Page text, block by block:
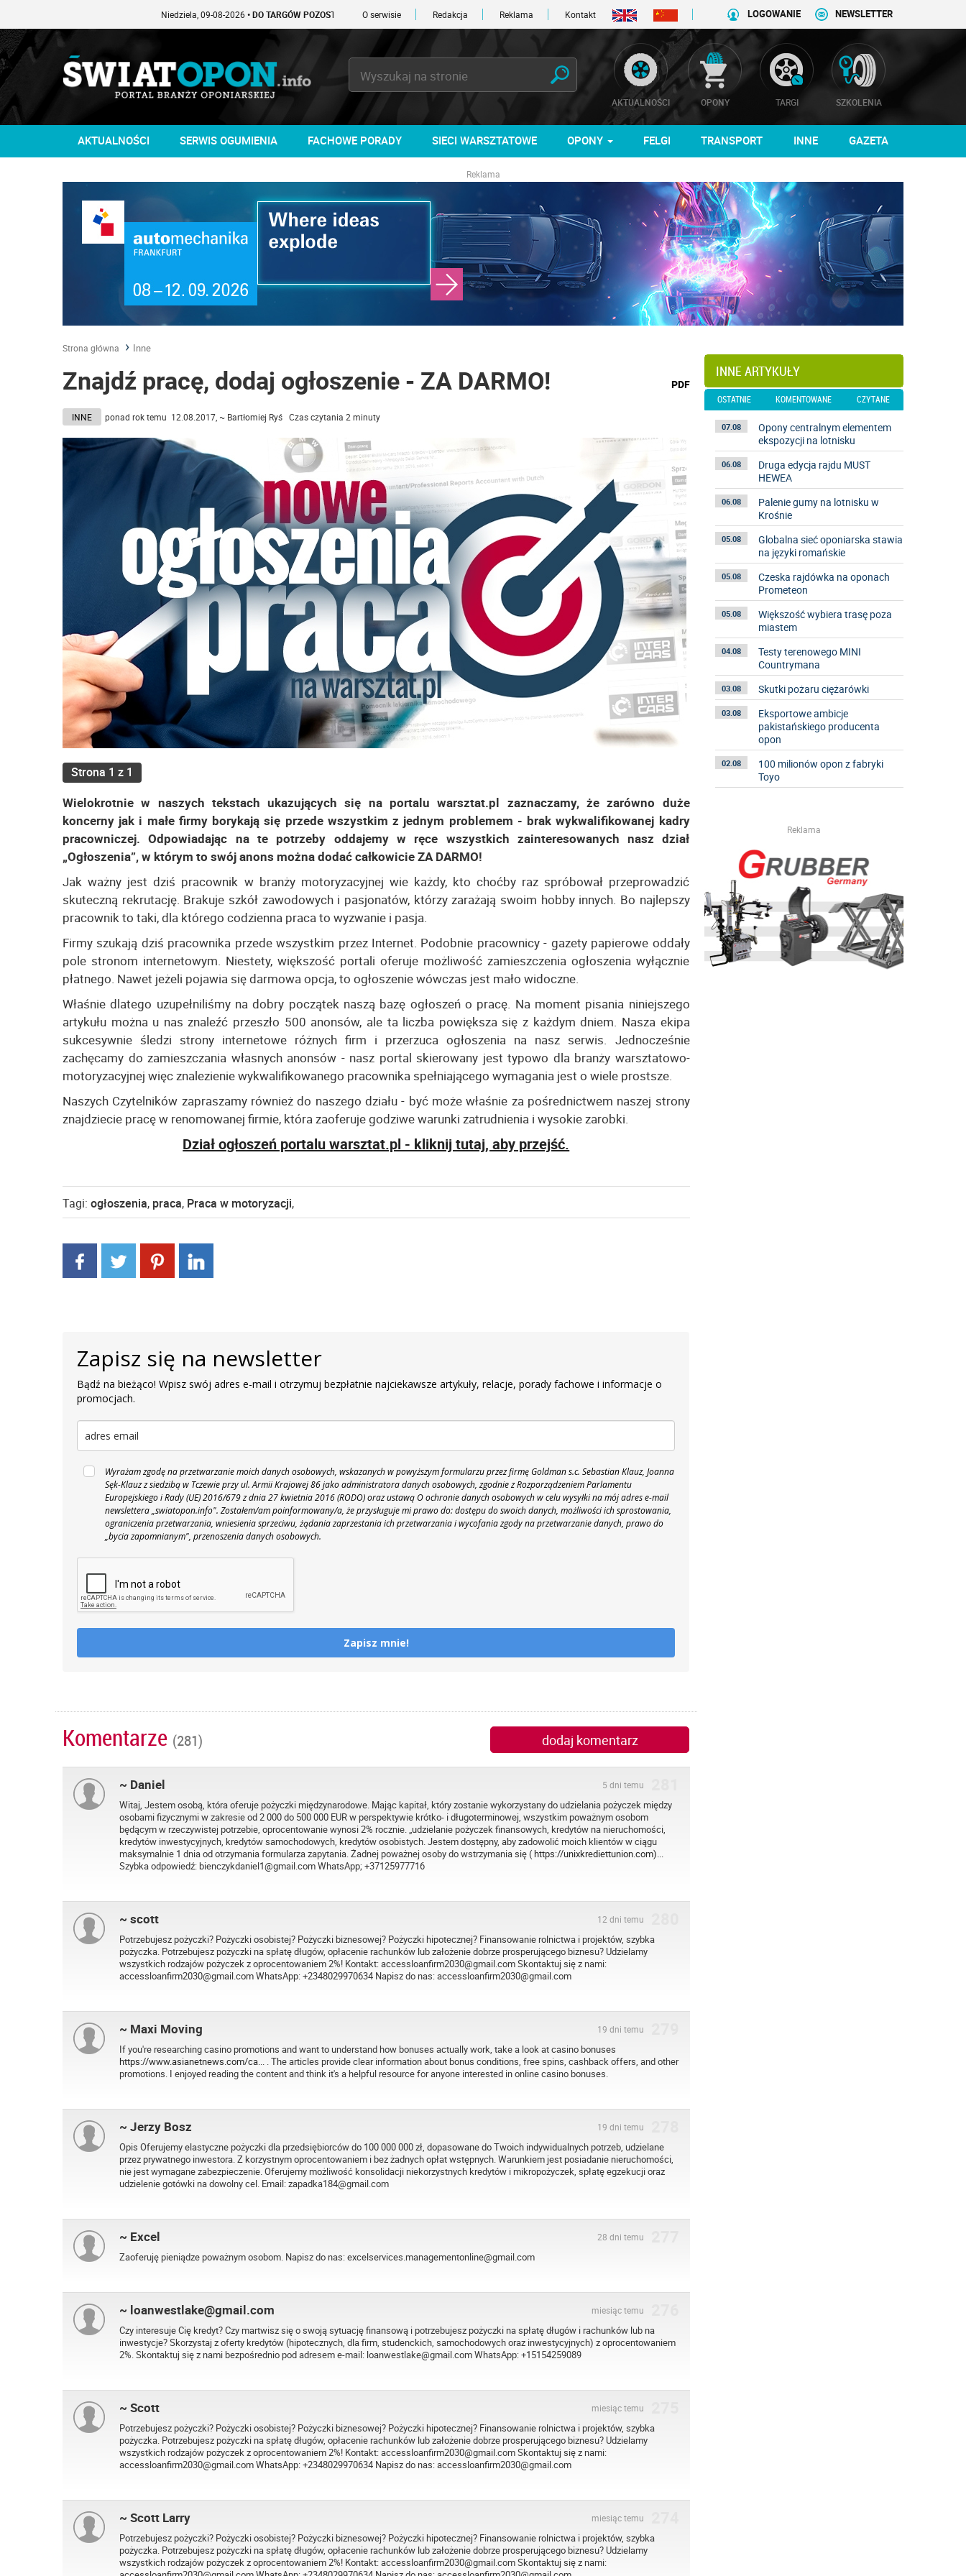
Niedziela, 09-08-2026• DO TARGÓW POZOSTAŁO -1 DNI O serwisie Redakcja Reklama Kontakt NEWSLETTER
LOGOWANIE
AKTUALNOŚCI OPONY TARGI SZKOLENIA
AKTUALNOŚCI SERWIS OGUMIENIA FACHOWE PORADY SIECI WARSZTATOWE OPONY FELGI TRANSPORT INNE GAZETA
Reklama
Strona główna Inne
Znajdź pracę, dodaj ogłoszenie - ZA DARMO!
wydrukuj
podstronę
PDF
INNE ponad rok temu 12.08.2017, ~ Bartłomiej Ryś Czas czytania 2 minuty
Strona 1 z 1
Wielokrotnie w naszych tekstach ukazujących się na portalu warsztat.pl zaznaczamy, że zarówno duże
koncerny jak i małe firmy borykają się przede wszystkim z jednym problemem - brak wykwalifikowanej kadry
pracowniczej. Odpowiadając na te potrzeby oddajemy w ręce wszystkich zainteresowanych nasz dział
„Ogłoszenia”, w którym to swój anons można dodać całkowicie ZA DARMO!
Jak ważny jest dziś pracownik w branży motoryzacyjnej wie każdy, kto choćby raz spróbował przeprowadzić
skuteczną rekrutację. Brakuje szkół zawodowych i pasjonatów, którzy zarażają swoim hobby innych. Bo najlepszy
pracownik to taki, dla którego codzienna praca to wyzwanie i pasja.
Firmy szukają dziś pracownika przede wszystkim przez Internet. Podobnie pracownicy - gazety papierowe oddały
pole stronom internetowym. Niestety, większość portali oferuje możliwość zamieszczenia ogłoszenia wyłącznie
płatnego. Nawet jeżeli pojawia się darmowa opcja, to ogłoszenie wówczas jest mało widoczne.
Właśnie dlatego uzupełniliśmy na dobry początek naszą bazę ogłoszeń o pracę. Na moment pisania niniejszego
artykułu można u nas znaleźć przeszło 500 anonsów, ale ta liczba powiększa się z każdym dniem. Nasza ekipa
sukcesywnie śledzi strony internetowe różnych firm i przerzuca ogłoszenia na nasz serwis. Jednocześnie
zachęcamy do zamieszczania własnych anonsów - nasz portal skierowany jest typowo dla branży warsztatowo-
motoryzacyjnej więc znalezienie wykwalifikowanego pracownika spełniającego wymagania jest o wiele prostsze.
Naszych Czytelników zapraszamy również do naszego działu - być może właśnie za pośrednictwem naszej strony
znajdziecie pracę w renomowanej firmie, która zaoferuje godziwe warunki zatrudnienia i wysokie zarobki.
Dział ogłoszeń portalu warsztat.pl - kliknij tutaj, aby przejść.
Tagi: ogłoszenia, praca, Praca w motoryzacji,
Zapisz się na newsletter
Bądź na bieżąco! Wpisz swój adres e-mail i otrzymuj bezpłatnie najciekawsze artykuły, relacje, porady fachowe i informacje o
promocjach.
Wyrażam zgodę na przetwarzanie moich danych osobowych, wskazanych w powyższym formularzu przez firmę Goldman s.c. Sebastian Klauz, Joanna
Sęk-Klauz z siedzibą w Tczewie przy ul. Armii Krajowej 86 jako administratora danych osobowych, zgodnie z Rozporządzeniem Parlamentu
Europejskiego i Rady (UE) 2016/679 z dnia 27 kwietnia 2016 (RODO) oraz ustawą O ochronie danych osobowych w celu wysyłki na mój adres e-mail
newslettera „swiatopon.info". Zostałem/am poinformowany/a, że przysługuje mi prawo do: dostępu do swoich danych, możliwości ich sprostowania,
ograniczenia przetwarzania, wniesienia sprzeciwu, żądania zaprzestania ich przetwarzania i wycofania zgody na przetwarzanie danych, prawo do
„bycia zapomnianym", przenoszenia danych osobowych.
Zapisz mnie!
Komentarze (281) dodaj komentarz
~ Daniel 5 dni temu
Witaj, Jestem osobą, która oferuje pożyczki międzynarodowe. Mając kapitał, który zostanie wykorzystany do udzielania pożyczek między
osobami fizycznymi w zakresie od 2 000 do 500 000 EUR w perspektywie krótko- i długoterminowej, wszystkim poważnym osobom
będącym w rzeczywistej potrzebie, oprocentowanie wynosi 2% rocznie. „udzielanie pożyczek finansowych, kredytów na nieruchomości,
kredytów inwestycyjnych, kredytów samochodowych, kredytów osobistych. Jestem dostępny, aby zadowolić moich klientów w ciągu
maksymalnie 1 dnia od otrzymania formularza zapytania. Żadnej poważnej osoby do wstrzymania się (https://unixkrediettunion.com)...
Szybka odpowiedź: bienczykdaniel1@gmail.com WhatsApp; +37125977716
~ scott 12 dni temu
Potrzebujesz pożyczki? Pożyczki osobistej? Pożyczki biznesowej? Pożyczki hipotecznej? Finansowanie rolnictwa i projektów, szybka
pożyczka. Potrzebujesz pożyczki na spłatę długów, opłacenie rachunków lub założenie dobrze prosperującego biznesu? Udzielamy
wszystkich rodzajów pożyczek z oprocentowaniem 2%! Kontakt: accessloanfirm2030@gmail.com Skontaktuj się z nami:
accessloanfirm2030@gmail.com WhatsApp: +2348029970634 Napisz do nas: accessloanfirm2030@gmail.com
~ Maxi Moving 19 dni temu
If you're researching casino promotions and want to understand how bonuses actually work, take a look at casino bonuses
https://www.asianetnews.com/ca... . The articles provide clear information about bonus conditions, free spins, cashback offers, and other
promotions. I enjoyed reading the content and think it's a helpful resource for anyone interested in online casino bonuses.
~ Jerzy Bosz 19 dni temu
Opis Oferujemy elastyczne pożyczki dla przedsiębiorców do 100 000 000 zł, dopasowane do Twoich indywidualnych potrzeb, udzielane
przez prywatnego inwestora. Z korzystnym oprocentowaniem i bez żadnych opłat wstępnych. Warunkiem jest posiadanie nieruchomości,
nie jest wymagane zabezpieczenie. Oferujemy możliwość konsolidacji niekorzystnych kredytów i mikropożyczek, spłatę egzekucji oraz
udzielenie gotówki na dowolny cel. Email: zapadka184@gmail.com
~ Excel 28 dni temu
Zaoferuję pieniądze poważnym osobom. Napisz do nas: excelservices.managementonline@gmail.com
~ loanwestlake@gmail.com miesiąc temu
Czy interesuje Cię kredyt? Czy martwisz się o swoją sytuację finansową i potrzebujesz pożyczki na spłatę długów i rachunków lub na
inwestycje? Skorzystaj z oferty kredytów (hipotecznych, dla firm, studenckich, samochodowych oraz inwestycyjnych) z oprocentowaniem
2%. Skontaktuj się z nami bezpośrednio pod adresem e-mail: loanwestlake@gmail.com WhatsApp: +15154259089
~ Scott miesiąc temu
Potrzebujesz pożyczki? Pożyczki osobistej? Pożyczki biznesowej? Pożyczki hipotecznej? Finansowanie rolnictwa i projektów, szybka
pożyczka. Potrzebujesz pożyczki na spłatę długów, opłacenie rachunków lub założenie dobrze prosperującego biznesu? Udzielamy
wszystkich rodzajów pożyczek z oprocentowaniem 2%! Kontakt: accessloanfirm2030@gmail.com Skontaktuj się z nami:
accessloanfirm2030@gmail.com WhatsApp: +2348029970634 Napisz do nas: accessloanfirm2030@gmail.com
~ Scott Larry miesiąc temu
Potrzebujesz pożyczki? Pożyczki osobistej? Pożyczki biznesowej? Pożyczki hipotecznej? Finansowanie rolnictwa i projektów, szybka
pożyczka. Potrzebujesz pożyczki na spłatę długów, opłacenie rachunków lub założenie dobrze prosperującego biznesu? Udzielamy
wszystkich rodzajów pożyczek z oprocentowaniem 2%! Kontakt: accessloanfirm2030@gmail.com Skontaktuj się z nami:
INNE ARTYKUŁY
OSTATNIE KOMENTOWANE CZYTANE
07.08
Opony centralnym elementem
ekspozycji na lotnisku
06.08
Druga edycja rajdu MUST
HEWEA
06.08
Palenie gumy na lotnisku w
Krośnie
05.08
Globalna sieć oponiarska stawia
na języki romańskie
05.08
Czeska rajdówka na oponach
Prometeon
05.08
Większość wybiera trasę poza
miastem
04.08
Testy terenowego MINI
Countrymana
03.08 Skutki pożaru ciężarówki
03.08
Eksportowe ambicje
pakistańskiego producenta
opon
02.08
100 milionów opon z fabryki
Toyo
Reklama